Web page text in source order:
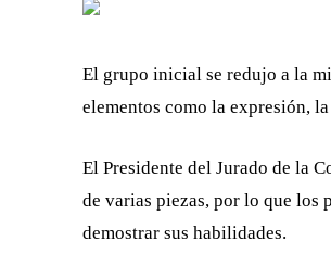
El grupo inicial se redujo a la
elementos como la expresión,
El Presidente del Jurado de la
de varias piezas, por lo que los
demostrar sus habilidades.